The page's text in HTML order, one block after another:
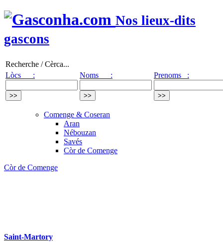
Nos lieux-dits
gascons
Recherche / Cèrca...
Lòcs :
Noms : Prenoms :
Comenge & Coseran
Aran
Nébouzan
Savés
Còr de Comenge
Còr de Comenge
Saint-Martory